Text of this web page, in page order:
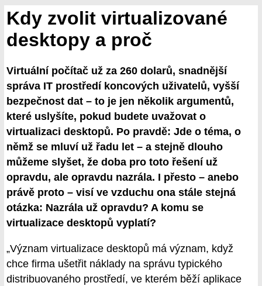
Kdy zvolit virtualizované
desktopy a proč
Virtuální počítač už za 260 dolarů, snadnější
správa IT prostředí koncových uživatelů, vyšší
bezpečnost dat – to je jen několik argumentů,
které uslyšíte, pokud budete uvažovat o
virtualizaci desktopů. Po pravdě: Jde o téma, o
němž se mluví už řadu let – a stejně dlouho
můžeme slyšet, že doba pro toto řešení už
opravdu, ale opravdu nazrála. I přesto – anebo
právě proto – visí ve vzduchu ona stále stejná
otázka: Nazrála už opravdu? A komu se
virtualizace desktopů vyplatí?
„Význam virtualizace desktopů má význam, když
chce firma ušetřit náklady na správu typického
distribuovaného prostředí, ve kterém běží aplikace